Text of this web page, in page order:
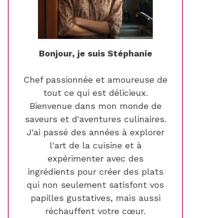
Bonjour, je suis Stéphanie
Chef passionnée et amoureuse de
tout ce qui est délicieux.
Bienvenue dans mon monde de
saveurs et d'aventures culinaires.
J'ai passé des années à explorer
l'art de la cuisine et à
expérimenter avec des
ingrédients pour créer des plats
qui non seulement satisfont vos
papilles gustatives, mais aussi
réchauffent votre cœur.